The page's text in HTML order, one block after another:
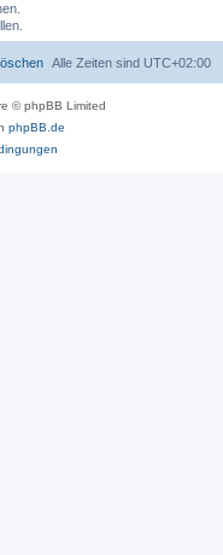
Alle Zeiten sind UTC+02:00
© phpBB Limited
phpBB.de